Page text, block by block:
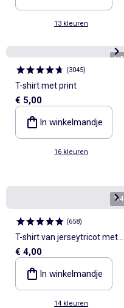
13 kleuren
1/5
(3045)
T-shirt met print
€ 5,00
In winkelmandje
16 kleuren
1/4
(658)
T-shirt van jerseytricot met
korte mouwen
€ 4,00
In winkelmandje
14 kleuren